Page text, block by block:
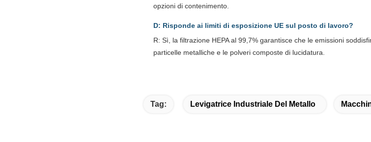
opzioni di contenimento.
D: Risponde ai limiti di esposizione UE sul posto di lavoro?
R: Sì, la filtrazione HEPA al 99,7% garantisce che le emissioni
particelle metalliche e le polveri composte di lucidatura.
Tag: Levigatrice Industriale Del Metallo